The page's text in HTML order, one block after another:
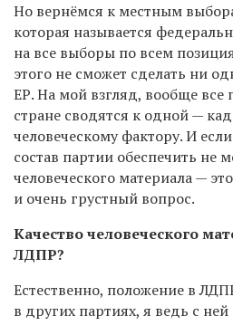
Но вернёмся к местным
которая называется
на все выборы по всем
этого не сможет сделать ни
ЕР. На мой взгляд, вообще
стране сводятся к одной —
человеческому фактору. И
состав партии обеспечить не
человеческого материала —
и очень грустный вопрос.
Качество человеческого
ЛДПР?
Естественно, положение в
в других партиях, я ведь с ней